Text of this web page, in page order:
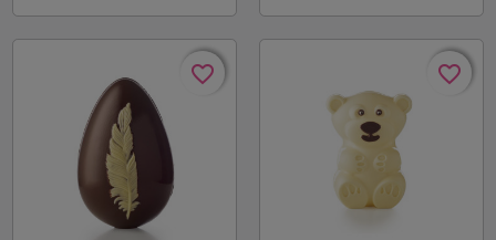
favorite_border
favorite_border favorite_border
favorite_border